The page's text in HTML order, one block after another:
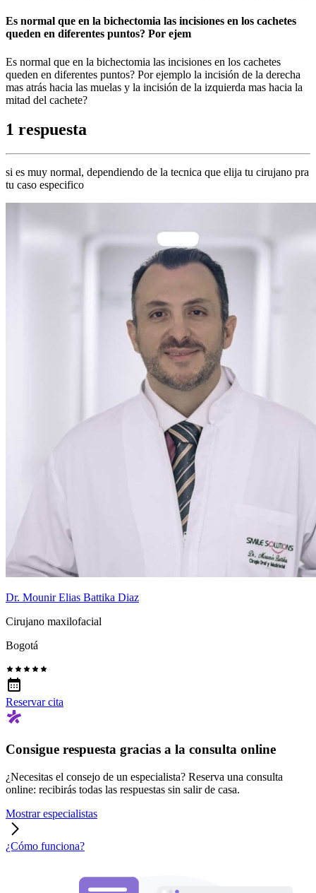
Es normal que en la bichectomia las incisiones en los cachetes
queden en diferentes puntos? Por ejem
Es normal que en la bichectomia las incisiones en los cachetes
queden en diferentes puntos? Por ejemplo la incisión de la derecha
mas atrás hacia las muelas y la incisión de la izquierda mas hacia la
mitad del cachete?
1 respuesta
si es muy normal, dependiendo de la tecnica que elija tu cirujano pra
tu caso especifico
Dr. Mounir Elias Battika Diaz
Cirujano maxilofacial
Bogotá
Reservar cita
Consigue respuesta gracias a la consulta online
¿Necesitas el consejo de un especialista? Reserva una consulta
online: recibirás todas las respuestas sin salir de casa.
Mostrar especialistas
¿Cómo funciona?